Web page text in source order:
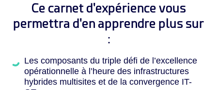
Ce carnet d'expérience vous
permettra d'en apprendre plus sur
:
Les composants du triple défi de l’excellence
opérationnelle à l’heure des infrastructures
hybrides multisites et de la convergence IT-